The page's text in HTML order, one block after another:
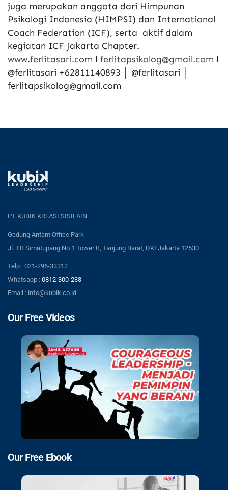
juga merupakan anggota dari Himpunan
Psikologi Indonesia (HIMPSI) dan International
Coach Federation (ICF), serta aktif dalam
kegiatan ICF Jakarta Chapter.
www.ferlitasari.com І ferlitapsikolog@gmail.com І
@ferlitasari +62811140893 │ @ferlitasari │
ferlitapsikolog@gmail.com
PT KUBIK KREASI SISILAIN
Gedung Antam Office Park
Jl. TB Simatupang No.1 Tower B, Tanjung Barat, DKI Jakarta 12530
Telp : 021-296-33312
Whatsapp : 0812-300-233
Email : info@kubik.co.id
Our Free Videos
Our Free Ebook